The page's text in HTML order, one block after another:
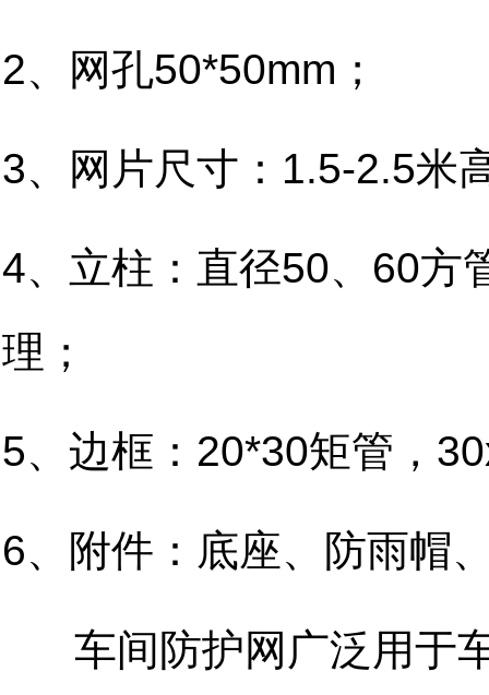
2、网孔50*50mm；
3、网片尺寸：1.5-2.5米
4、立柱：直径50、60方
理；
5、边框：20*30矩管，
6、附件：底座、防雨帽
车间防护网广泛用于